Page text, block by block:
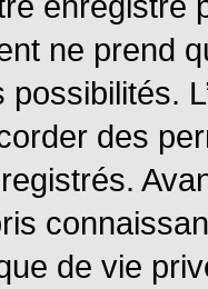
ne prend
des
de vie